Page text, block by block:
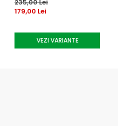
235,00 Lei
179,00 Lei
VEZI VARIANTE